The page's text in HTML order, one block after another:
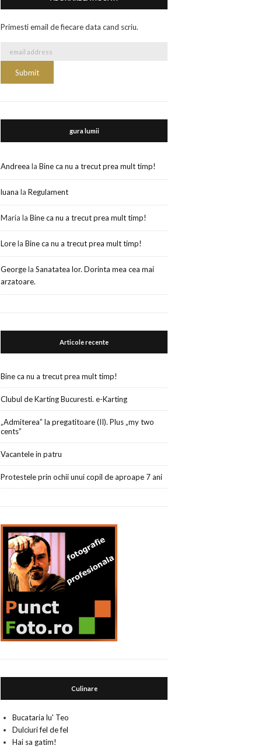
Primesti email de fiecare data cand scriu.
gura lumii
Andreea laBine ca nu a trecut prea mult timp!
luana laRegulament
Maria laBine ca nu a trecut prea mult timp!
LorelaBine ca nu a trecut prea mult timp!
GeorgelaSanatatea lor. Dorinta mea cea mai
arzatoare.
Articole recente
Bine ca nu a trecut prea mult timp!
Clubul de Karting Bucuresti. e-Karting
„Admiterea” la pregatitoare (II). Plus „my two
cents”
Vacantele in patru
Protestele prin ochii unui copil de aproape 7 ani
Culinare
Bucataria lu' Teo
Dulciuri fel de fel
Hai sa gatim!